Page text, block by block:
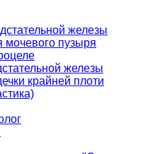
железы
мочевого пузыря
железы
крайней плоти